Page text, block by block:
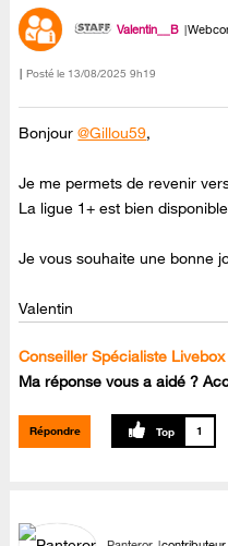
Valentin__B
Posté le ‎13/08/2025 9h19
Bonjour@Gillou59,
Je me permets de revenir
La ligue 1+ est bien
Je vous souhaite une bonne
Valentin
Conseiller Spécialiste
Ma réponse vous a aidé ?
Répondre 1